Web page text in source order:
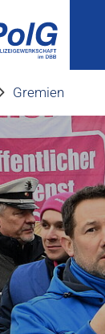
Gremien